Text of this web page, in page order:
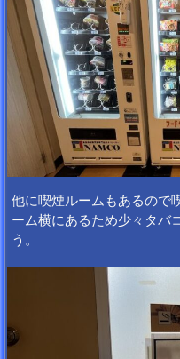
他に喫煙ルームもあるので
ーム横にあるため少々タバ
う。